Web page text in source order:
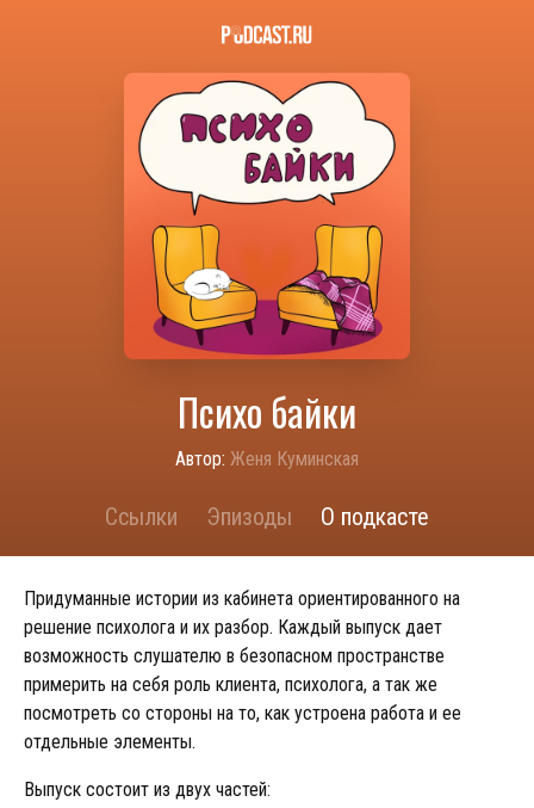
Психо байки
Автор: Женя Куминская
Ссылки Эпизоды О подкасте
Придуманные истории из кабинета ориентированного на
решение психолога и их разбор. Каждый выпуск дает
возможность слушателю в безопасном пространстве
примерить на себя роль клиента, психолога, а так же
посмотреть со стороны на то, как устроена работа и ее
отдельные элементы.
Выпуск состоит из двух частей: